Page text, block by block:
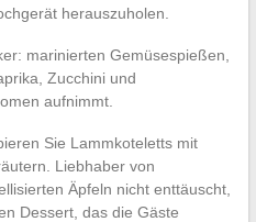
herauszuholen.
marinierten Gemüsespießen,
Zucchini und
aufnimmt.
Sie Lammkoteletts mit
Liebhaber von
Äpfeln nicht enttäuscht,
Dessert, das die Gäste